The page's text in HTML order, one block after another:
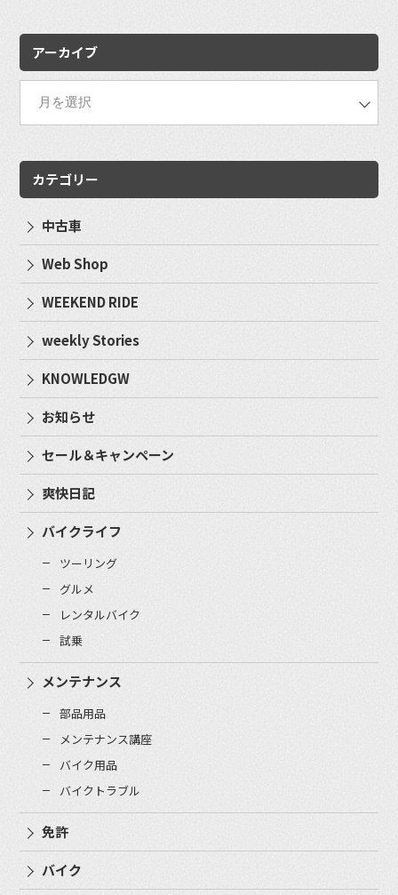
アーカイブ
カテゴリー
中古車
Web Shop
WEEKEND RIDE
weekly Stories
KNOWLEDGW
お知らせ
セール＆キャンペーン
爽快日記
バイクライフ
ツーリング
グルメ
レンタルバイク
試乗
メンテナンス
部品用品
メンテナンス講座
バイク用品
バイクトラブル
免許
バイク